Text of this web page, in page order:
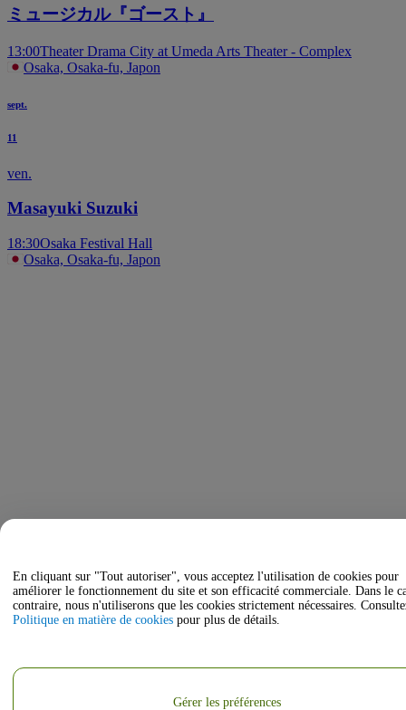
ミュージカル『ゴースト』
13:00Theater Drama City at Umeda Arts Theater - Complex
Osaka, Osaka-fu, Japon
sept.
11
ven.
Masayuki Suzuki
18:30Osaka Festival Hall
Osaka, Osaka-fu, Japon
En cliquant sur "Tout autoriser", vous acceptez l'utilisation de cookies pour
améliorer le fonctionnement du site et son efficacité commerciale. Dans le
contraire, nous n'utiliserons que les cookies strictement nécessaires.
Politique en matière de cookies pour plus de détails.
Gérer les préférences